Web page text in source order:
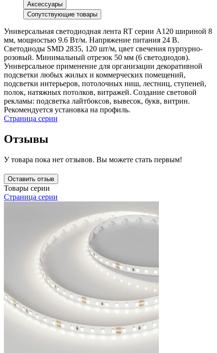
Аксессуары
Сопутствующие товары
Универсальная светодиодная лента RT серии A120 шириной 8
мм, мощностью 9.6 Вт/м. Напряжение питания 24 В.
Светодиоды SMD 2835, 120 шт/м, цвет свечения пурпурно-
розовый. Минимальный отрезок 50 мм (6 светодиодов).
Универсальное применение для организации декоративной
подсветки любых жилых и коммерческих помещений,
подсветки интерьеров, потолочных ниш, лестниц, ступеней,
полок, натяжных потолков, витражей. Создание световой
рекламы: подсветка лайтбоксов, вывесок, букв, витрин.
Рекомендуется установка на профиль.
Страница серии
Отзывы
У товара пока нет отзывов. Вы можете стать первым!
Оставить отзыв
Товары серии
Страница серии